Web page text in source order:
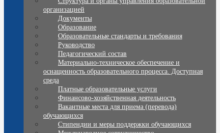
организацией
Документы
Образование
Образовательные стандарты и требования
Руководство
Педагогический состав
Материально-техническое обеспечение и
оснащенность образовательного процесса. Доступная
среда
Платные образовательные услуги
Финансово-хозяйственная деятельность
Вакантные места для приема (перевода)
обучающихся
Стипендии и меры поддержки обучающихся